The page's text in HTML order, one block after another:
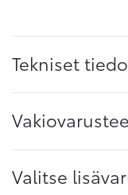
Tekniset
Valitse